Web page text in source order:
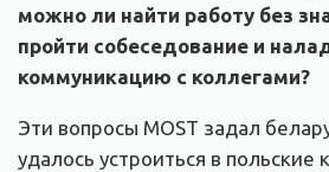
можно ли найти работу без
пройти собеседование и
коммуникацию с коллегами?
Эти вопросы MOST задал
удалось устроиться в польские